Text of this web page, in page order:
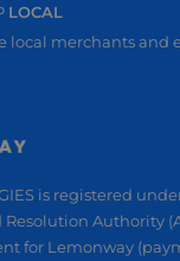
LOCAL
local merchants and
is registered
Authority
for Lemonway